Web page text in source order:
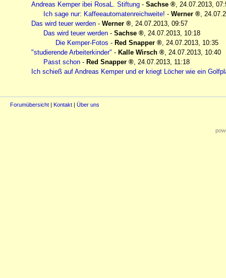
Andreas Kemper ibei RosaL. Stiftung - Sachse , 24.07.2013,
Ich sage nur: Kaffeeautomatenreichweite! - Werner ,
Das wird teuer werden - Werner , 24.07.2013, 09:57
Das wird teuer werden - Sachse , 24.07.2013, 10:18
Die Kemper-Fotos - Red Snapper , 24.07.2013, 10:35
"studierende Arbeiterkinder" - Kalle Wirsch , 24.07.2013, 10:40
Passt schon - Red Snapper , 24.07.2013, 11:18
Ich schieß auf Andreas Kemper und er kriegt Löcher wie ein
Forumübersicht | Kontakt | Über uns